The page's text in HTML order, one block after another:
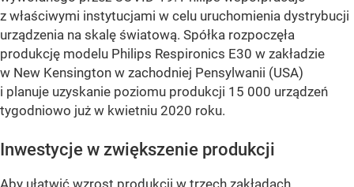
z właściwymi instytucjami w celu uruchomienia dystrybucji
urządzenia na skalę światową. Spółka rozpoczęła
produkcję modelu Philips Respironics E30 w zakładzie
w New Kensington w zachodniej Pensylwanii (USA)
i planuje uzyskanie poziomu produkcji 15 000 urządzeń
tygodniowo już w kwietniu 2020 roku.
Inwestycje w zwiększenie produkcji